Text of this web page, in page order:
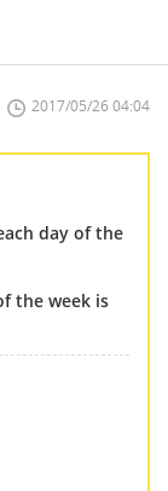
2017/05/26 04:04
day of the
the week is